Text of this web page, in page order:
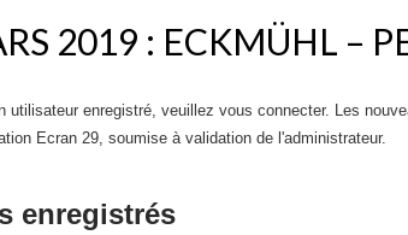
2019 : ECKMÜHL –
enregistré, veuillez vous connecter. Les
Ecran 29, soumise à validation de l'administrateur.
enregistrés